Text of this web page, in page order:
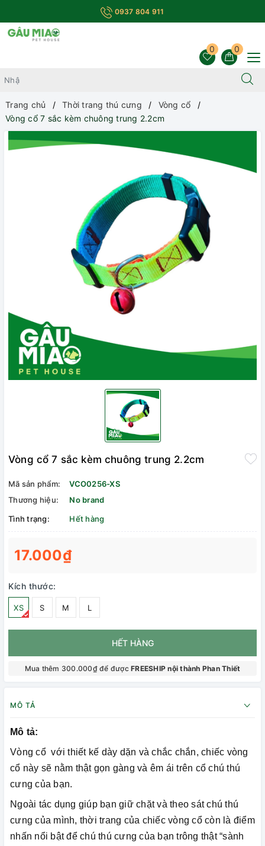
0937 804 911
0
0
Trang chủ Thời trang thú cưng
Vòng cổ
Vòng cổ 7 sắc kèm chuông trung 2.2cm
Vòng cổ 7 sắc kèm chuông trung 2.2cm
Mã sản phẩm:
VCO0256-XS
Thương hiệu:
No brand
Tình trạng:
Hết hàng
17.000₫
Kích thước:
XS S M L
HẾT HÀNG
Mua thêm 300.000₫ để đượcFREESHIP nội thành Phan Thiết
MÔ TẢ
Mô tả:
Vòng cổ với thiết kế dày dặn và chắc chắn, chiếc vòng
cổ này sẽ nằm thật gọn gàng và êm ái trên cổ chú thú
cưng của bạn.
Ngoài tác dụng giúp bạn giữ chặt và theo sát chú thú
cưng của mình, thời trang của chiếc vòng cổ còn là điểm
nhấn nổi bật để chú thú cưng của bạn trông thật “sành